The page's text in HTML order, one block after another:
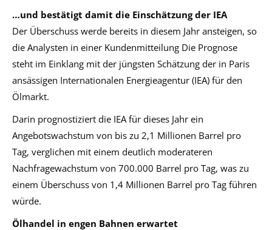
…und bestätigt damit die Einschätzung der IEA
Der Überschuss werde bereits in diesem Jahr ansteigen, so
die Analysten in einer Kundenmitteilung Die Prognose
steht im Einklang mit der jüngsten Schätzung der in Paris
ansässigen Internationalen Energieagentur (IEA) für den
Ölmarkt.
Darin prognostiziert die IEA für dieses Jahr ein
Angebotswachstum von bis zu 2,1 Millionen Barrel pro
Tag, verglichen mit einem deutlich moderateren
Nachfragewachstum von 700.000 Barrel pro Tag, was zu
einem Überschuss von 1,4 Millionen Barrel pro Tag führen
würde.
Ölhandel in engen Bahnen erwartet